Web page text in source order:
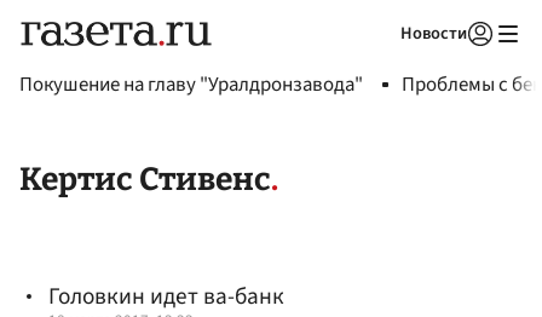
Новости
Покушение на главу "Уралдронзавода" Проблемы с
Кертис Стивенс
Головкин идет ва-банк